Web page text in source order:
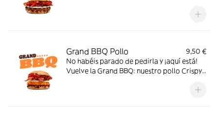
Grand BBQ Pollo
9,50 €
No habéis parado de pedirla y ¡aquí está!
Vuelve la Grand BBQ: nuestro pollo Crispy